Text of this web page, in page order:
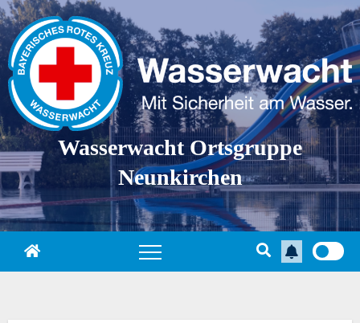
Skip
to
content
Wasserwacht Ortsgruppe
Neunkirchen